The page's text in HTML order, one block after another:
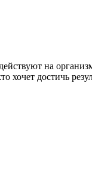
на
достичь